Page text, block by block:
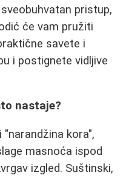
pristup,
će vam pružiti
savete i
i postignete vidljive
nastaje?
kora",
masnoća ispod
izgled. Suštinski,